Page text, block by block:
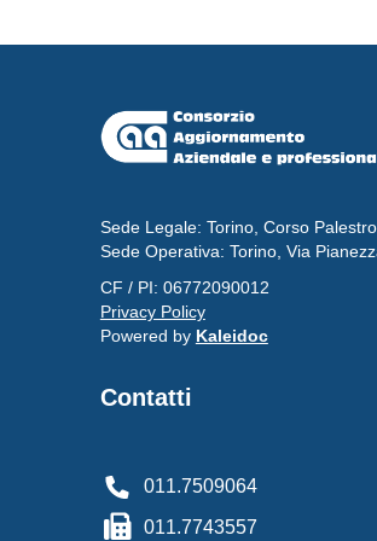
Sede Legale: Torino, Corso
Sede Operativa: Torino, Via
CF / PI: 06772090012
Privacy Policy
Powered by Kaleidoc
Contatti
011.7509064
011.7743557